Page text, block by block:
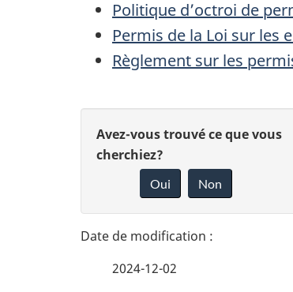
Politique d’octroi de
Permis de la Loi sur les
Règlement sur les
D
é
a
D
n
Avez-vous trouvé ce que vous
cherchiez?
Oui Non
2024-12-02